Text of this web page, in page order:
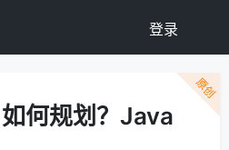
登录
原创
何规划？Java